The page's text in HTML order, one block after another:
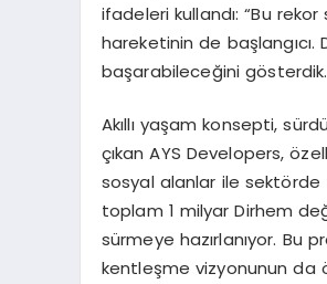
ifadeleri kullandı: “Bu
hareketinin de başlangıcı.
başarabileceğini
Akıllı yaşam konsepti,
çıkan AYS Developers,
sosyal alanlar ile sektörde
toplam 1 milyar Dirhem
sürmeye hazırlanıyor. Bu
kentleşme vizyonunun da